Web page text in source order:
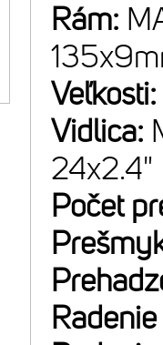
Rám:
Veľkosti:
Vidlica:
24x2.4"
Počet